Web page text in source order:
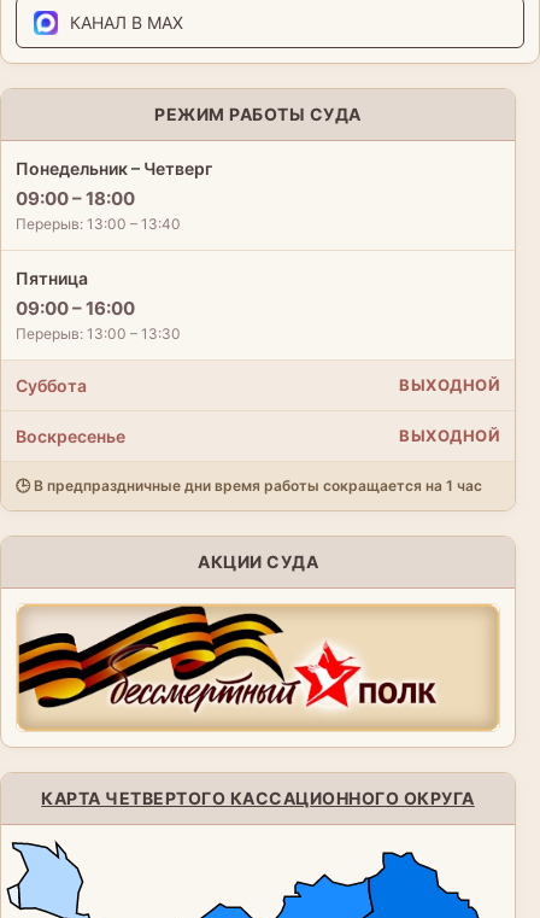
КАНАЛ В MAX
РЕЖИМ РАБОТЫ СУДА
Понедельник – Четверг
09:00 – 18:00
Перерыв: 13:00 – 13:40
Пятница
09:00 – 16:00
Перерыв: 13:00 – 13:30
Суббота ВЫХОДНОЙ
Воскресенье ВЫХОДНОЙ
🕒 В предпраздничные дни время работы сокращается на 1 час
АКЦИИ СУДА
КАРТА ЧЕТВЕРТОГО КАССАЦИОННОГО ОКРУГА